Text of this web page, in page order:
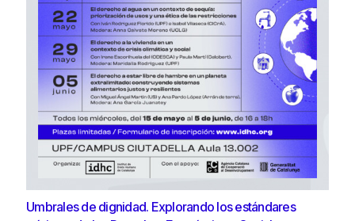
Umbrales de dignidad. Explorando los estándares